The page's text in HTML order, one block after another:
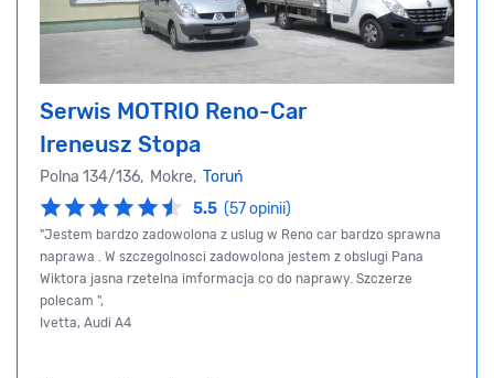
Serwis MOTRIO Reno-Car
Ireneusz Stopa
Polna 134/136, Mokre, Toruń
5.5 (57 opinii)
"Jestem bardzo zadowolona z uslug w Reno car bardzo sprawna
naprawa . W szczegolnosci zadowolona jestem z obslugi Pana
Wiktora jasna rzetelna imformacja co do naprawy. Szczerze
polecam ",
Ivetta, Audi A4